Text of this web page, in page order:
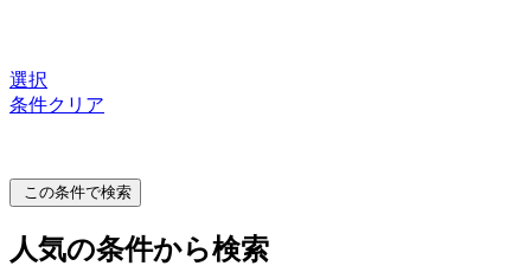
選択
条件クリア
この条件で検索
人気の条件から検索